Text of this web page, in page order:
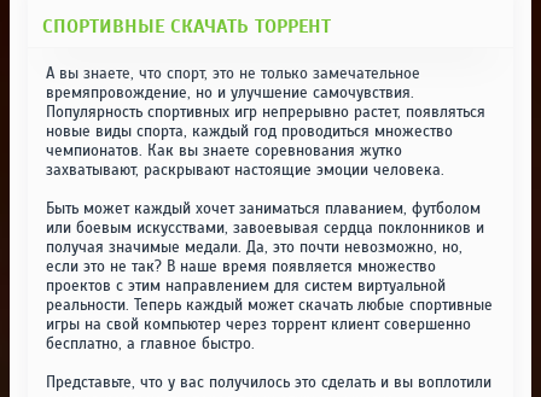
СПОРТИВНЫЕ СКАЧАТЬ ТОРРЕНТ
А вы знаете, что спорт, это не только замечательное
времяпровождение, но и улучшение самочувствия.
Популярность спортивных игр непрерывно растет, появляться
новые виды спорта, каждый год проводиться множество
чемпионатов. Как вы знаете соревнования жутко
захватывают, раскрывают настоящие эмоции человека.
Быть может каждый хочет заниматься плаванием, футболом
или боевым искусствами, завоевывая сердца поклонников и
получая значимые медали. Да, это почти невозможно, но,
если это не так? В наше время появляется множество
проектов с этим направлением для систем виртуальной
реальности. Теперь каждый может скачать любые спортивные
игры на свой компьютер через торрент клиент совершенно
бесплатно, а главное быстро.
Представьте, что у вас получилось это сделать и вы воплотили